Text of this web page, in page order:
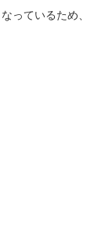
っているため、